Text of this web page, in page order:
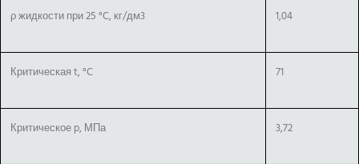
ρ жидкости при 25 °C, кг/дм3 1,04
Критическая t, °C 71
Критическое p, МПа 3,72